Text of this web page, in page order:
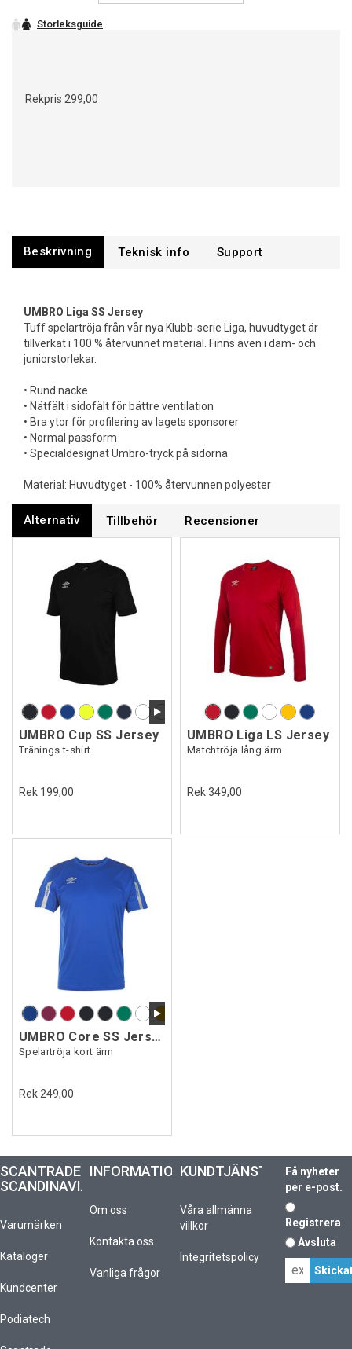
Rekpris 299,00
Beskrivning Support
UMBRO Liga SS Jersey
Tuff spelartröja från vår nya Klubb-serie Liga, huvudtyget är
tillverkat i 100 % återvunnet material. Finns även i dam- och
juniorstorlekar.
• Rund nacke
• Nätfält i sidofält för bättre ventilation
• Bra ytor för profilering av lagets sponsorer
• Normal passform
• Specialdesignat Umbro-tryck på sidorna
Material: Huvudtyget - 100% återvunnen polyester
Alternativ Tillbehör Recensioner
UMBRO Cup SS Jersey
Tränings t-shirt
Rek 199,00
UMBRO Liga LS Jersey
Matchtröja lång ärm
Rek 349,00
UMBRO Core SS Jersey
Spelartröja kort ärm
Rek 249,00
SCANTRADE
SCANDINAVIA
Varumärken
Kataloger
Kundcenter
Podiatech
INFORMATION
Om oss
Kontakta oss
Vanliga frågor
KUNDTJÄNST
Våra allmänna
villkor
Integritetspolicy
Få nyheter
per e-post.
Registrera
Avsluta